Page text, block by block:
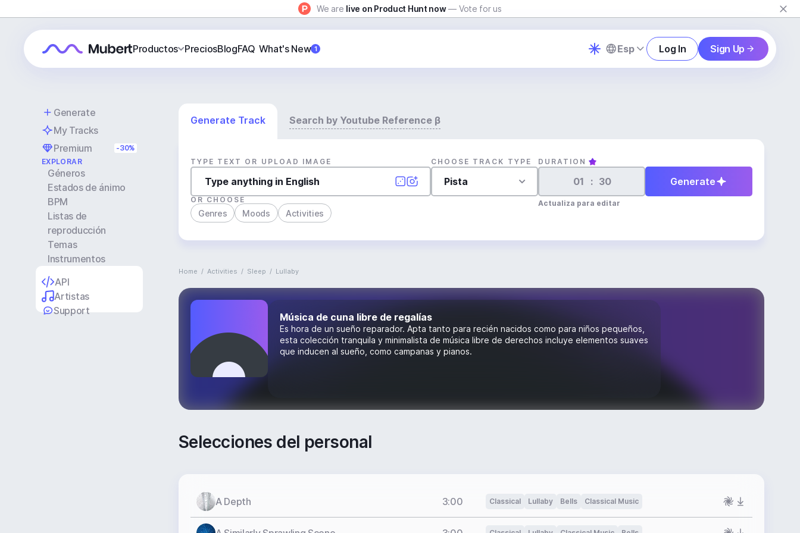
We are live on Product Hunt now — Vote for us
Productos PreciosBlogFAQ What's New 1 Esp Log In Sign Up
Generate
My Tracks
Premium
-30%
EXPLORAR
Géneros
Estados de ánimo
BPM
Listas de
reproducción
Temas
Instrumentos
API
Artistas
Support
Generate Track Search by Youtube Reference β
TYPE TEXT OR UPLOAD IMAGE CHOOSE TRACK TYPE
Pista
DURATION
:
Actualiza para editar
Generate
OR CHOOSE
Genres Moods Activities
Home / Activities / Sleep / Lullaby
Música de cuna libre de regalías
Es hora de un sueño reparador. Apta tanto para recién nacidos como para niños pequeños,
esta colección tranquila y minimalista de música libre de derechos incluye elementos suaves
que inducen al sueño, como campanas y pianos.
Selecciones del personal
A Depth 3:00 Classical Lullaby Bells Classical Music